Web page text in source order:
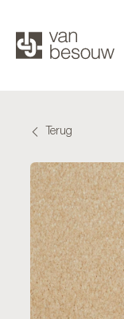
Terug